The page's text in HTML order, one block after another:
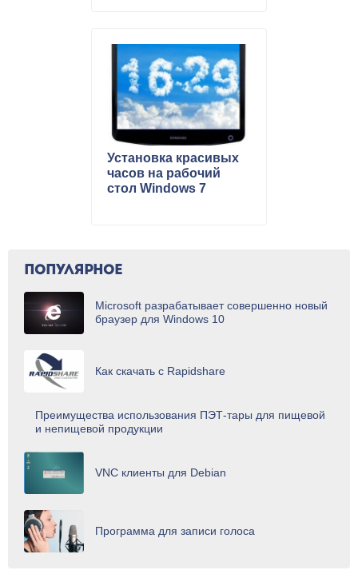
Установка красивых
часов на рабочий
стол Windows 7
ПОПУЛЯРНОЕ
Microsoft разрабатывает совершенно новый
браузер для Windows 10
Как скачать с Rapidshare
Преимущества использования ПЭТ-тары для пищевой
и непищевой продукции
VNC клиенты для Debian
Программа для записи голоса